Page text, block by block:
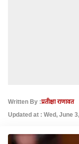
Written By :प्रतीक्षा राणावत
Updated at : Wed, June